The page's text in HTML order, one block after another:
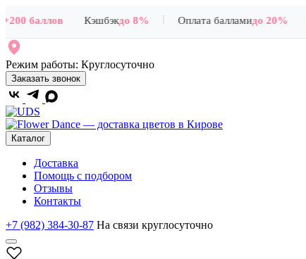
баллов Кэшбэкдо 8% Оплата балламидо 20%
Режим работы: Круглосуточно
Заказать звонок
Каталог
Доставка
Помощь с подбором
Отзывы
Контакты
+7 (982) 384-30-87 На связи круглосуточно